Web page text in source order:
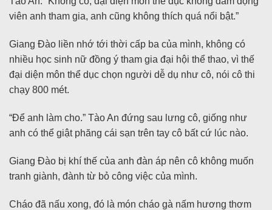
viên anh tham gia, anh cũng không thích quá nổi bật.”
Giang Đào liền nhớ tới thời cấp ba của mình, không có
nhiều học sinh nữ đồng ý tham gia đại hội thể thao, vì thế
đại diện môn thể dục chọn người dễ dụ như cô, nói cô thi
chạy 800 mét.
“Để anh làm cho.” Tào An đứng sau lưng cô, giống như
anh có thể giật phăng cái sạn trên tay cô bất cứ lúc nào.
Giang Đào bị khí thế của anh đàn áp nên cô không muốn
tranh giành, đành từ bỏ công việc của mình.
Cháo đã nấu xong, đó là món cháo gà nấm hương thơm